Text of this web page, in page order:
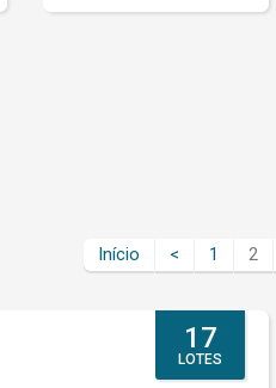
Início < 1 2
17
LOTES